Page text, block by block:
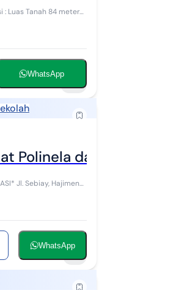
WhatsApp
Polinela dan Unila
WhatsApp